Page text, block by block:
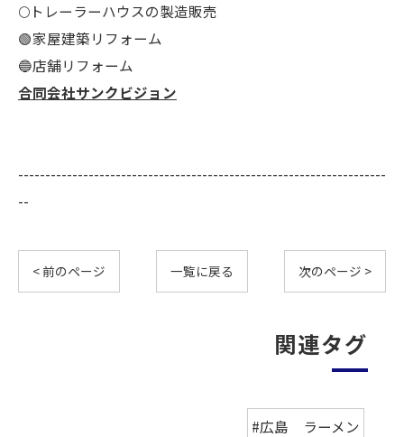
🌕️トレーラーハウスの製造販売
🟢家屋建築リフォーム
🔵店舗リフォーム
合同会社サンクビジョン
--------------------------------------------------------------------
--
< 前のページ 一覧に戻る 次のページ >
関連タグ
#広島 ラーメン